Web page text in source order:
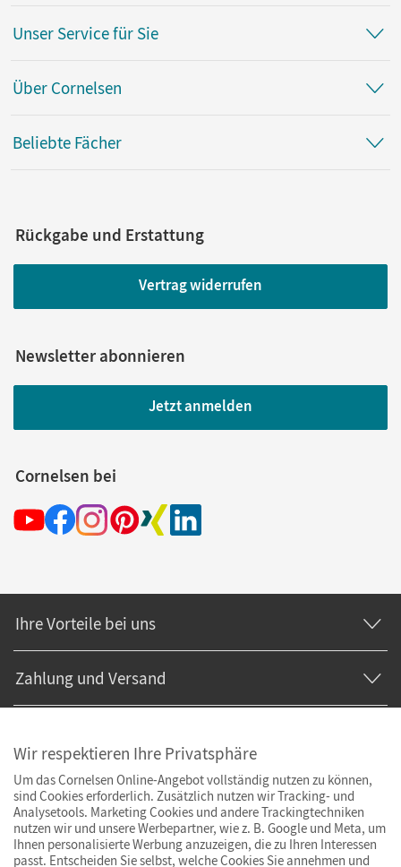
Unser Service für Sie
Über Cornelsen
Beliebte Fächer
Rückgabe und Erstattung
Vertrag widerrufen
Newsletter abonnieren
Jetzt anmelden
Cornelsen bei
Ihre Vorteile bei uns
Zahlung und Versand
Wir respektieren Ihre Privatsphäre
Um das Cornelsen Online-Angebot vollständig nutzen zu können,
sind Cookies erforderlich. Zusätzlich nutzen wir Tracking- und
Analysetools. Marketing Cookies und andere Trackingtechniken
nutzen wir und unsere Werbepartner, wie z. B. Google und Meta, um
Ihnen personalisierte Werbung anzuzeigen, die zu Ihren Interessen
passt. Entscheiden Sie selbst, welche Cookies Sie annehmen und